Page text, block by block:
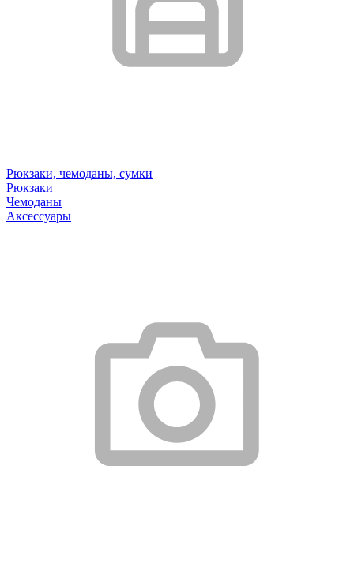
Рюкзаки, чемоданы, сумки
Рюкзаки
Чемоданы
Аксессуары